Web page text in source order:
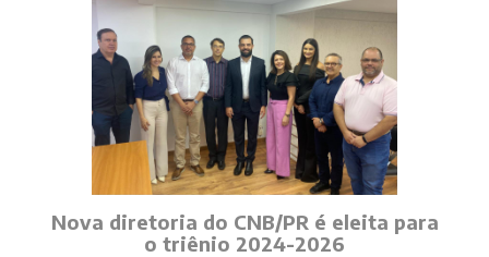
Nova diretoria do CNB/PR é eleita para
o triênio 2024-2026